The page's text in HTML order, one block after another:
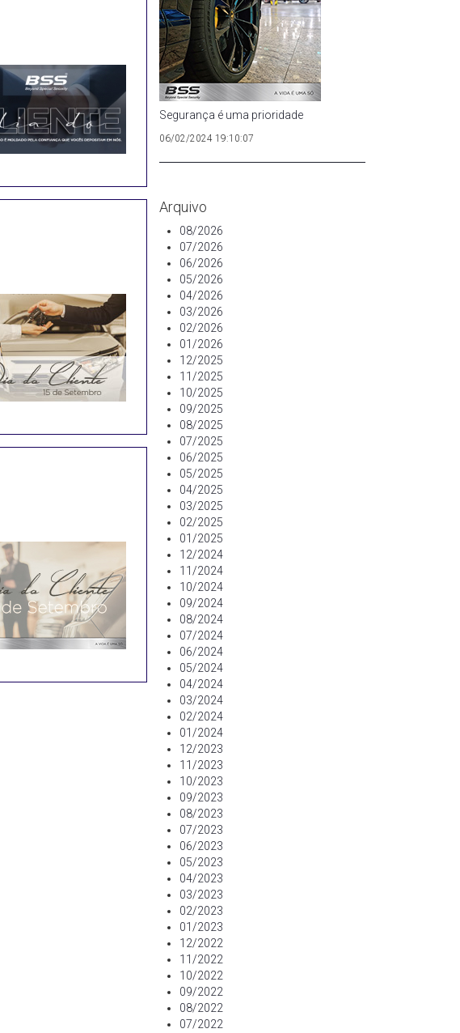
Segurança é uma prioridade
06/02/2024 19:10:07
Arquivo
08/2026
07/2026
06/2026
05/2026
04/2026
03/2026
02/2026
01/2026
12/2025
11/2025
10/2025
09/2025
08/2025
07/2025
06/2025
05/2025
04/2025
03/2025
02/2025
01/2025
12/2024
11/2024
10/2024
09/2024
08/2024
07/2024
06/2024
05/2024
04/2024
03/2024
02/2024
01/2024
12/2023
11/2023
10/2023
09/2023
08/2023
07/2023
06/2023
05/2023
04/2023
03/2023
02/2023
01/2023
12/2022
11/2022
10/2022
09/2022
08/2022
07/2022